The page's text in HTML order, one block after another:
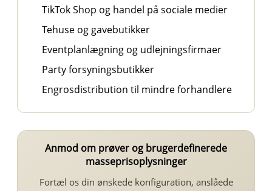
TikTok Shop og handel på sociale medier
Tehuse og gavebutikker
Eventplanlægning og udlejningsfirmaer
Party forsyningsbutikker
Engrosdistribution til mindre forhandlere
Anmod om prøver og brugerdefinerede
masseprisoplysninger
Fortæl os din ønskede konfiguration, anslåede